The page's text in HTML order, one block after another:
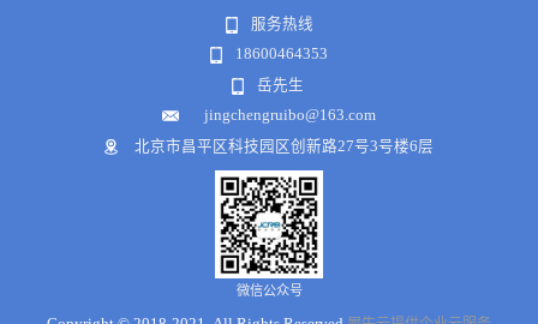
服务热线
18600464353
岳先生
jingchengruibo@163.com
北京市昌平区科技园区创新路27号3号楼6层
微信公众号